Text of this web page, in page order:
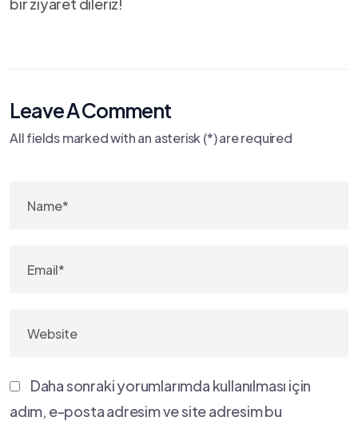
Leave A Comment
All fields marked with an asterisk (*) are required
Daha sonraki yorumlarımda kullanılması için
adım, e-posta adresim ve site adresim bu